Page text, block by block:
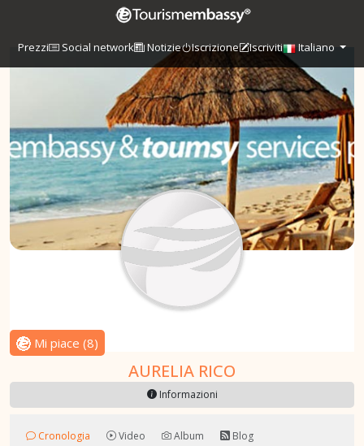
Prezzi Social network Notizie Iscrizione Iscriviti Italiano
Mi piace (8)
AURELIA RICO
Informazioni
Cronologia Video Album
Blog